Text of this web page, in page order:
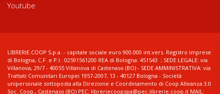
Youtube
LIBRERIE.COOP S.p.a. - capitale sociale euro 900.000 int.vers. Registro imprese
di Bologna, C.F. e P.I.: 02591561200 REA di Bologna: 451543 ; SEDE LEGALE: via
Villanova, 29/7 - 40055 Villanova di Castenaso (BO) - SEDE AMMINISTRATIVA: via
Trattati Comunitari Europei 1957-2007, 13 - 40127 Bologna - Società
unipersonale sottoposta alla Direzione e Coordinamento di Coop Alleanza 3.0
Soc. Coop., Castenaso (BO) PEC: libreriecoopspa@pec.librerie.coop.it MAIL: